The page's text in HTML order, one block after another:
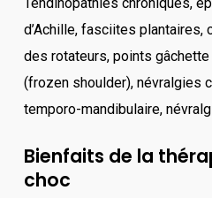
d’Achille, fasciites
des rotateurs, points
(frozen shoulder), névralgies
temporo-mandibulaire,
Bienfaits de la
choc